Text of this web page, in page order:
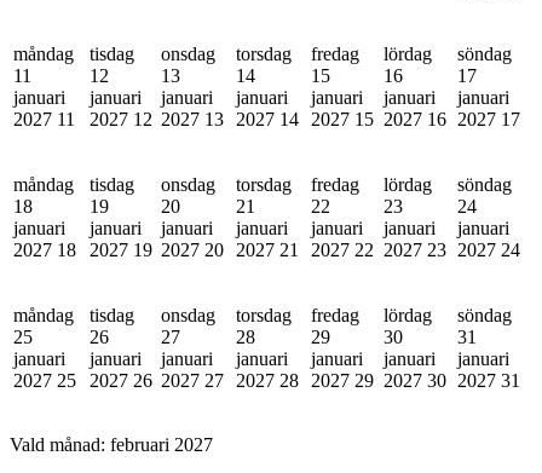
måndag
11
januari
2027 11
tisdag
12
januari
2027 12
onsdag
13
januari
2027 13
torsdag
14
januari
2027 14
fredag
15
januari
2027 15
lördag
16
januari
2027 16
söndag
17
januari
2027 17
måndag
18
januari
2027 18
tisdag
19
januari
2027 19
onsdag
20
januari
2027 20
torsdag
21
januari
2027 21
fredag
22
januari
2027 22
lördag
23
januari
2027 23
söndag
24
januari
2027 24
måndag
25
januari
2027 25
tisdag
26
januari
2027 26
onsdag
27
januari
2027 27
torsdag
28
januari
2027 28
fredag
29
januari
2027 29
lördag
30
januari
2027 30
söndag
31
januari
2027 31
Vald månad: februari 2027